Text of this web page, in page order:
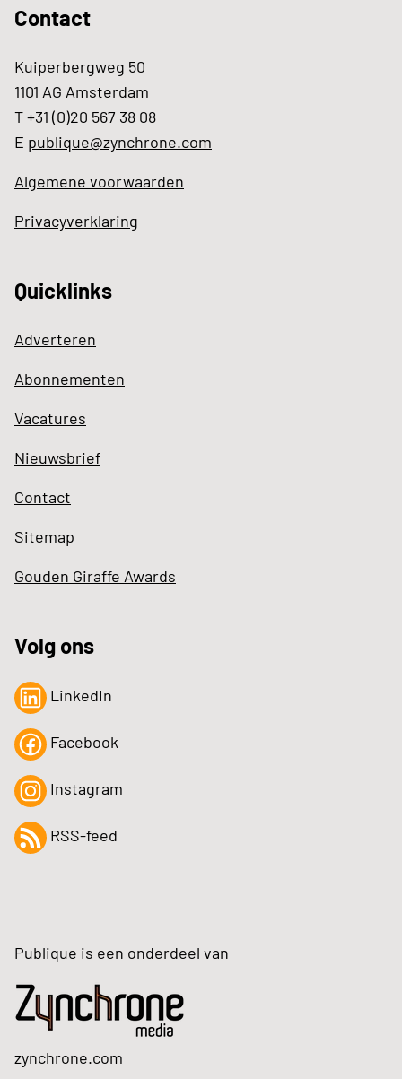
Contact
Kuiperbergweg 50
1101 AG Amsterdam
T +31 (0)20 567 38 08
E publique@zynchrone.com
Algemene voorwaarden
Privacyverklaring
Quicklinks
Adverteren
Abonnementen
Vacatures
Nieuwsbrief
Contact
Sitemap
Gouden Giraffe Awards
Volg ons
LinkedIn
Facebook
Instagram
RSS-feed
Publique is een onderdeel van
zynchrone.com